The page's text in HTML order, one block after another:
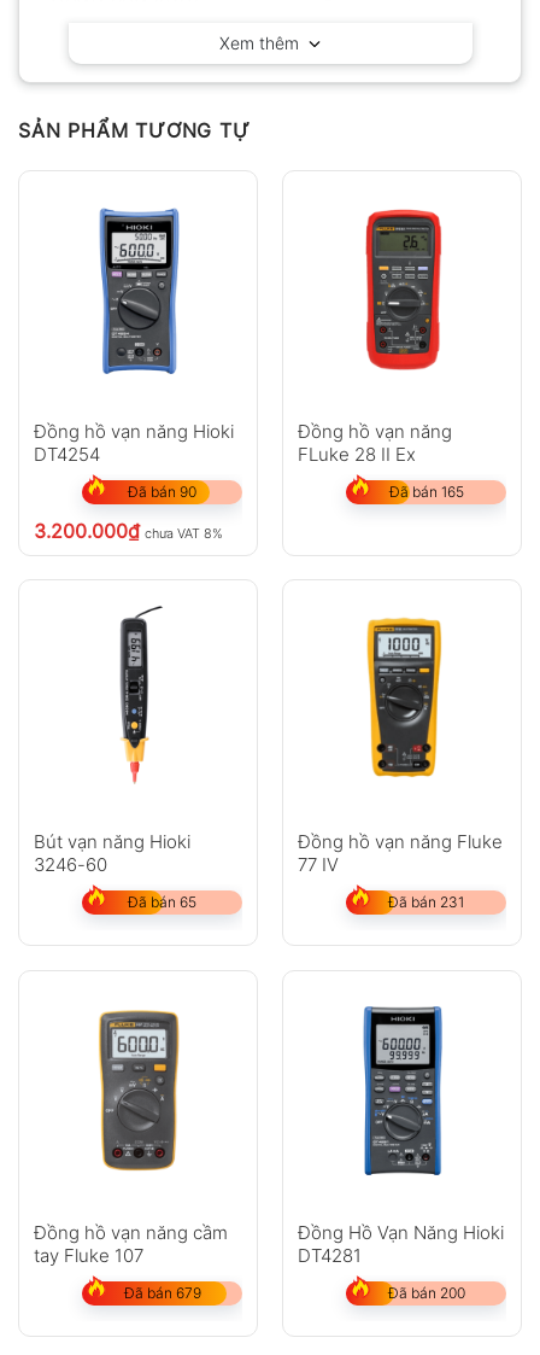
Xem thêm
SẢN PHẨM TƯƠNG TỰ
Đồng hồ vạn năng Hioki
DT4254
Đã bán 90
3.200.000₫ chưa VAT 8%
Đồng hồ vạn năng
FLuke 28 II Ex
Đã bán 165
Bút vạn năng Hioki
3246-60
Đã bán 65
Đồng hồ vạn năng Fluke
77 IV
Đã bán 231
Đồng hồ vạn năng cầm
tay Fluke 107
Đã bán 679
Đồng Hồ Vạn Năng Hioki
DT4281
Đã bán 200